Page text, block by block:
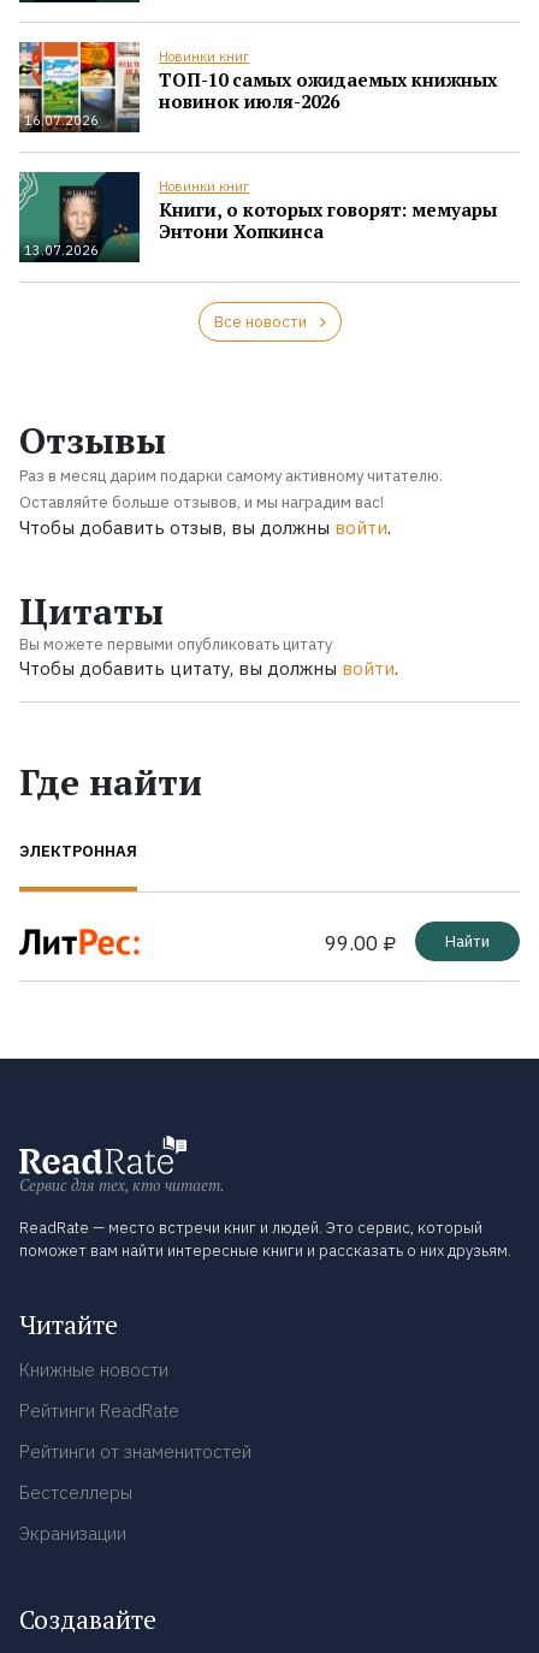
16.07.2026
Новинки книг
ТОП-10 самых ожидаемых книжных
новинок июля-2026
13.07.2026
Новинки книг
Книги, о которых говорят: мемуары
Энтони Хопкинса
Все новости
Отзывы
Раз в месяц дарим подарки самому активному читателю.
Оставляйте больше отзывов, и мы наградим вас!
Чтобы добавить отзыв, вы должны войти.
Цитаты
Вы можете первыми опубликовать цитату
Чтобы добавить цитату, вы должны войти.
Где найти
ЭЛЕКТРОННАЯ
99.00 ₽ Найти
Сервис для тех, кто читает.
ReadRate — место встречи книг и людей. Это сервис, который
поможет вам найти интересные книги и рассказать о них друзьям.
Читайте
Книжные новости
Рейтинги ReadRate
Рейтинги от знаменитостей
Бестселлеры
Экранизации
Создавайте